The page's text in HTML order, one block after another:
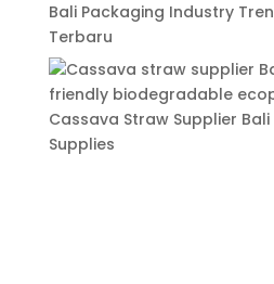
Bali Packaging Industry
Terbaru
Cassava Straw Supplier
Supplies